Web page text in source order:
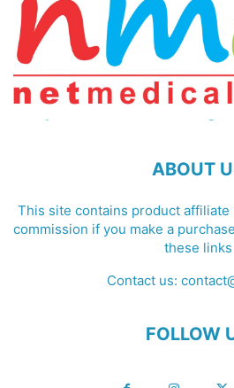
ABOUT
This site contains product affiliate
commission if you make a
these links
Contact us:
FOLLOW